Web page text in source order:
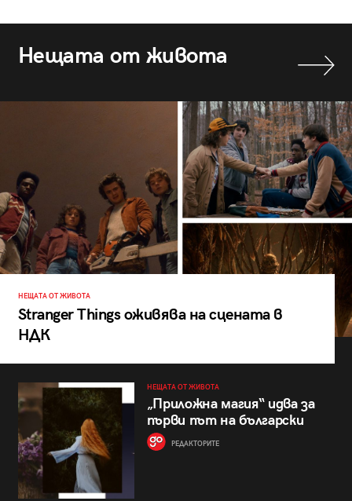
Нещата от живота
НЕЩАТА ОТ ЖИВОТА
Stranger Things оживява на сцената в
НДК
НЕЩАТА ОТ ЖИВОТА
„Приложна магия“ идва за
първи път на български
РЕДАКТОРИТЕ